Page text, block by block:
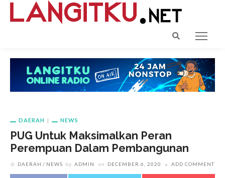
DAERAH NEWS
PUG Untuk Maksimalkan Peran
Perempuan Dalam Pembangunan
DAERAH NEWS by ADMIN on DECEMBER 6, 2020 ADD COMMENT